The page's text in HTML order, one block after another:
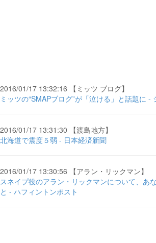
2016/01/17 13:32:16 【ミッツ ブログ】
ミッツの“SMAPブログ”が「泣ける」と話題に -
2016/01/17 13:31:30 【渡島地方】
北海道で震度５弱 - 日本経済新聞
2016/01/17 13:30:56 【アラン・リックマン】
スネイプ役のアラン・リックマンについて、あ
と - ハフィントンポスト